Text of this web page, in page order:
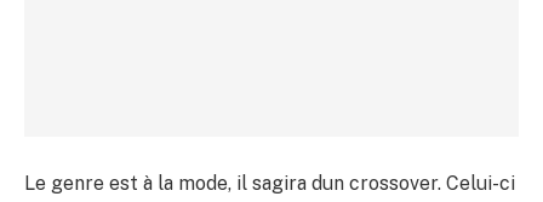
Le genre est à la mode, il sagira dun crossover. Celui-ci